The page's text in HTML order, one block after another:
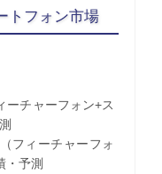
トフォン市場
ャーフォン+ス
ィーチャーフォ
・予測